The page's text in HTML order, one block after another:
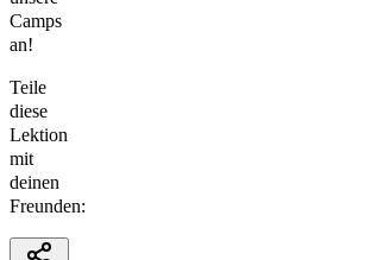
Camps
an!
Teile
diese
Lektion
mit
deinen
Freunden: